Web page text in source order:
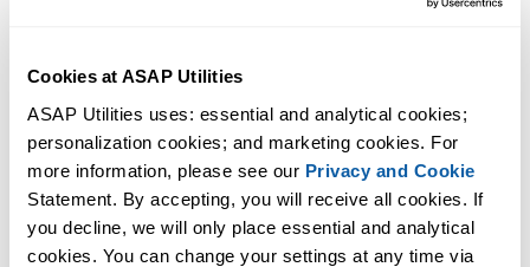
Cookies at ASAP Utilities
ASAP Utilities uses: essential and analytical cookies;
personalization cookies; and marketing cookies. For
more information, please see our Privacy and Cookie
Statement. By accepting, you will receive all cookies. If
you decline, we will only place essential and analytical
cookies. You can change your settings at any time via